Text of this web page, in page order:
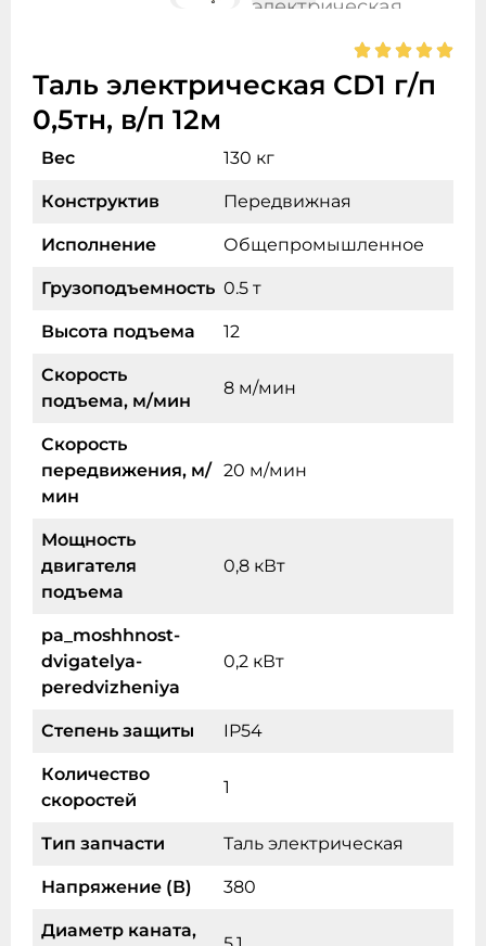
Таль электрическая CD1 г/п
0,5тн, в/п 12м
Вес 130 кг
Конструктив Передвижная
Исполнение Общепромышленное
Грузоподъемность 0.5 т
Высота подъема 12
Скорость
подъема, м/мин
8 м/мин
Скорость
передвижения, м/
мин
20 м/мин
Мощность
двигателя
подъема
0,8 кВт
pa_moshhnost-
dvigatelya-
peredvizheniya
0,2 кВт
Степень защиты IP54
Количество
скоростей
1
Тип запчасти Таль электрическая
Напряжение (В) 380
Диаметр каната,